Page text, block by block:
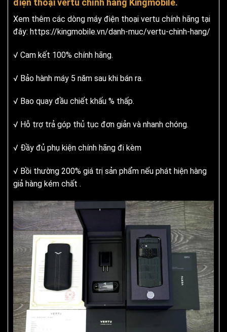
điện thoại vertu chính hãng Kingmobile.
Xem thêm các dòng máy điện thoại vertu chính hãng tại
đây: https://kingmobile.vn/danh-muc/vertu-chinh-hang/
√ Cam kết 100% chính hãng.
√ Bảo hành máy 5 năm sau khi bán ra.
√ Bao quay đầu chiết khấu % thấp.
√ Hỗ trợ trả góp thủ tục đơn giản và nhanh chóng.
√ Đầy đủ phụ kiện chính hãng đi kèm
√ Bồi thường 200% giá trị sản phẩm nếu phát hiện hàng
giả hàng kém chất .